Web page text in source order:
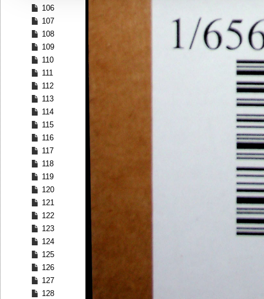
106
107
108
109
110
111
112
113
114
115
116
117
118
119
120
121
122
123
124
125
126
127
128